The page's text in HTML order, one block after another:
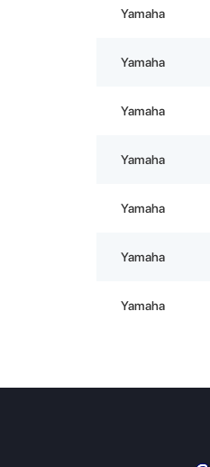
Yamaha
Yamaha
Yamaha
Yamaha
Yamaha
Yamaha
Yamaha